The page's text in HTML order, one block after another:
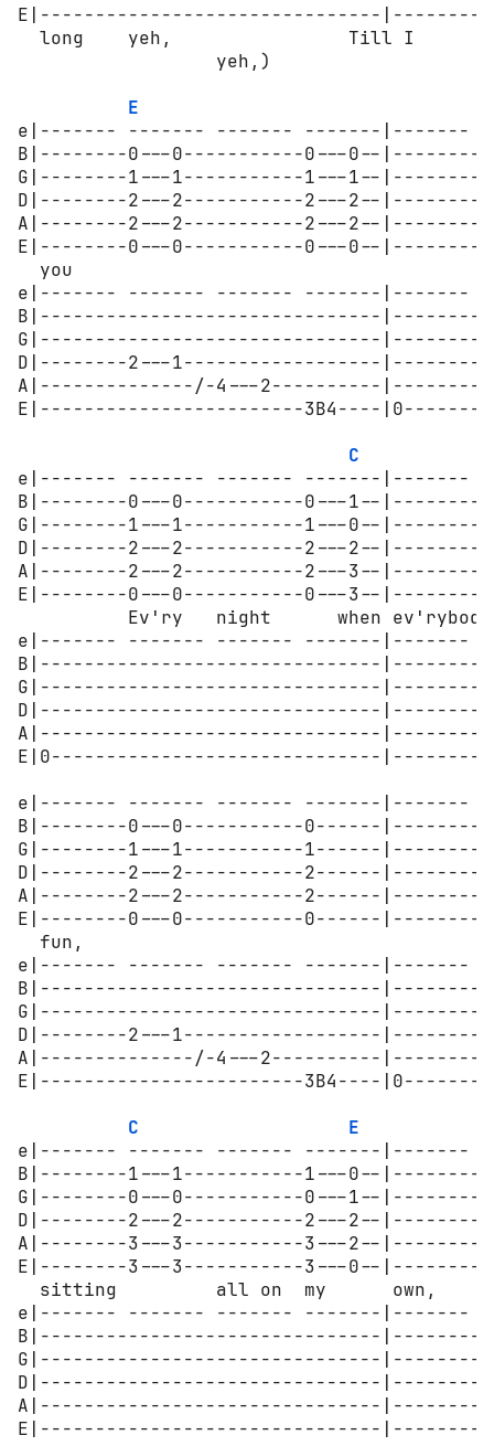
E|-------------------------------
long    yeh,                Till
                  yeh,)
E
e|------- ------- ------- -------|-------
B|--------0---0-----------0---0--|--------
G|--------1---1-----------1---1--|--------
D|--------2---2-----------2---2--|--------
A|--------2---2-----------2---2--|--------
E|--------0---0-----------0---0--|--------
  you
e|------- ------- ------- -------|-------
B|-------------------------------
G|-------------------------------
D|--------2---1------------------|--------
A|--------------/-4---2----------
E|------------------------3B4----
C
e|------- ------- ------- -------|-------
B|--------0---0-----------0---1--|--------
G|--------1---1-----------1---0--|--------
D|--------2---2-----------2---2--|--------
A|--------2---2-----------2---3--|--------
E|--------0---0-----------0---3--|--------
Ev'ry   night      when
e|------- ------- ------- -------|-------
B|-------------------------------
G|-------------------------------
D|-------------------------------
A|-------------------------------
E|0------------------------------
e|------- ------- ------- -------|-------
B|--------0---0-----------0------|--------
G|--------1---1-----------1------|--------
D|--------2---2-----------2------|--------
A|--------2---2-----------2------|--------
E|--------0---0-----------0------|--------
fun,
e|------- ------- ------- -------|-------
B|-------------------------------
G|-------------------------------
D|--------2---1------------------
A|--------------/-4---2----------
E|------------------------3B4----
C
E
e|------- ------- ------- -------|-------
B|--------1---1-----------1---0--|--------
G|--------0---0-----------0---1--|--------
D|--------2---2-----------2---2--|--------
A|--------3---3-----------3---2--|--------
E|--------3---3-----------3---0--|--------
  sitting         all on  my      own,
e|------- ------- ------- -------|-------
B|-------------------------------
G|-------------------------------
D|-------------------------------|--------
A|-------------------------------
E|-------------------------------